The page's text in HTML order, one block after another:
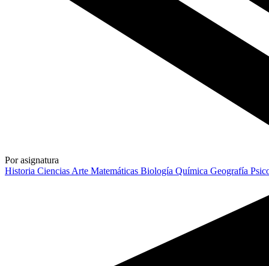
Por asignatura
Historia Ciencias Arte Matemáticas Biología Química Geografía